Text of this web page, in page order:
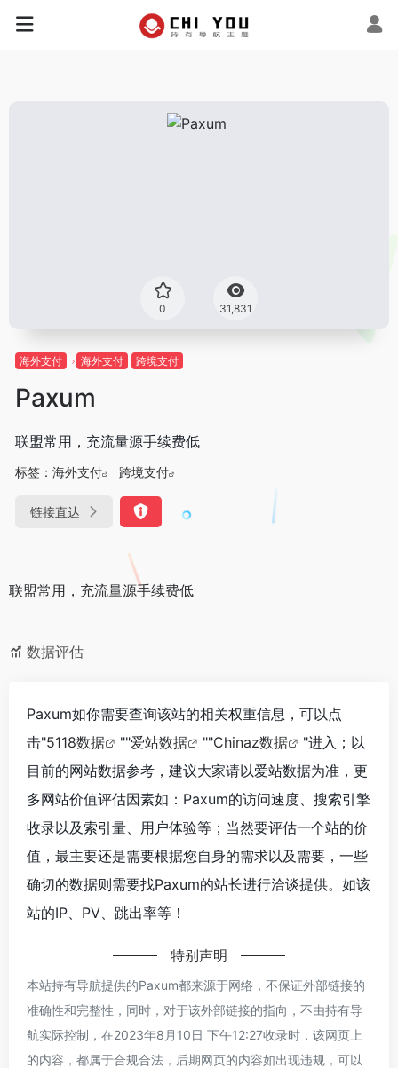
0 31,831
海外支付 海外支付 跨境支付
Paxum
联盟常用，充流量源手续费低
标签： 海外支付 跨境支付
链接直达
联盟常用，充流量源手续费低
数据评估
Paxum如你需要查询该站的相关权重信息，可以点
击"5118数据 ""爱站数据 ""Chinaz数据
"进入；以
目前的网站数据参考，建议大家请以爱站数据为准，更
多网站价值评估因素如：Paxum的访问速度、搜索引擎
收录以及索引量、用户体验等；当然要评估一个站的价
值，最主要还是需要根据您自身的需求以及需要，一些
确切的数据则需要找Paxum的站长进行洽谈提供。如该
站的IP、PV、跳出率等！
特别声明
本站持有导航提供的Paxum都来源于网络，不保证外部链接的
准确性和完整性，同时，对于该外部链接的指向，不由持有导
航实际控制，在2023年8月10日 下午12:27收录时，该网页上
的内容，都属于合规合法，后期网页的内容如出现违规，可以